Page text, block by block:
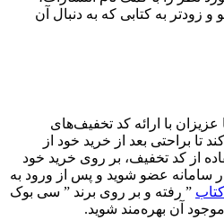
زودتر به کتابی که به دنبال آن
با ارائه کد تخفیف‌های
تا براحتی بعد از خرید خود از
از کد تخفیف، بر روی خرید خود
سامانه عضو شوید و پس از ورود به
کتاب” رفته و بر روی برند ” سی بوک
آن بهره‌مند شوید.